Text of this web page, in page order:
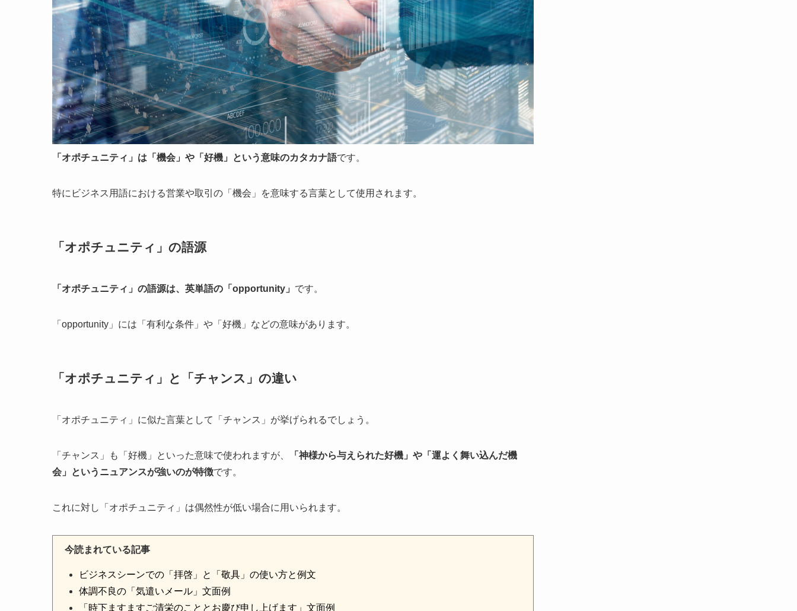
「オポチュニティ」は「機会」や「好機」という意味のカタカナ語です。
特にビジネス用語における営業や取引の「機会」を意味する言葉として使用されます。
「オポチュニティ」の語源
「オポチュニティ」の語源は、英単語の「opportunity」 です。
「opportunity」には「有利な条件」や「好機」などの意味があります。
「オポチュニティ」と「チャンス」の違い
「オポチュニティ」に似た言葉として「チャンス」が挙げられるでしょう。
「チャンス」も「好機」といった意味で使われますが、
「神様から与えられた好機」や「運よく舞い込んだ機
会」というニュアンスが強いのが特徴です。
これに対し「オポチュニティ」は偶然性が低い場合に用いられます。
今読まれている記事
ビジネスシーンでの「拝啓」と「敬具」の使い方と例文
体調不良の「気遣いメール」文面例
「時下ますますご清栄のこととお慶び申し上げます」文面例